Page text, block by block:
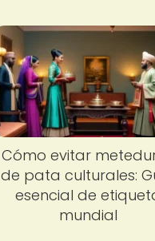
Cómo evitar
de pata culturales:
esencial de
mundial